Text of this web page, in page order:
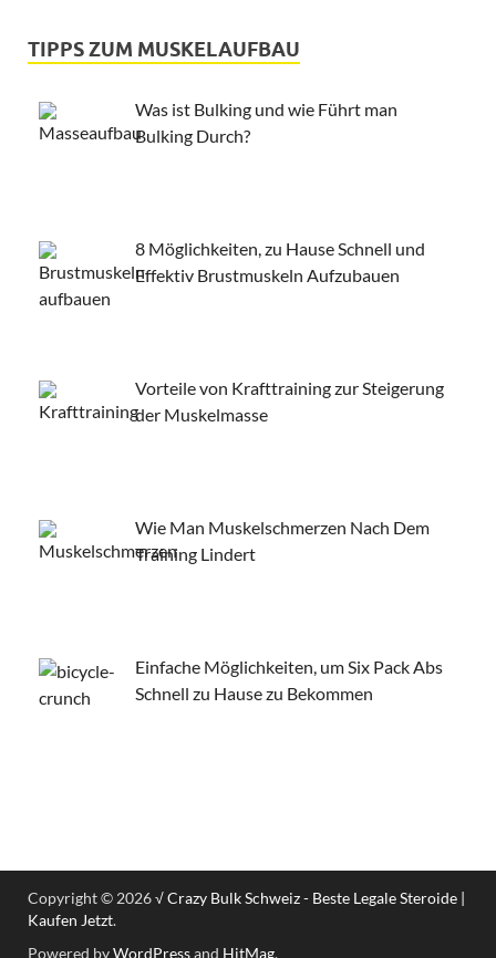
TIPPS ZUM MUSKELAUFBAU
Was ist Bulking und wie Führt man
Bulking Durch?
8 Möglichkeiten, zu Hause Schnell und
Effektiv Brustmuskeln Aufzubauen
Vorteile von Krafttraining zur Steigerung
der Muskelmasse
Wie Man Muskelschmerzen Nach Dem
Training Lindert
Einfache Möglichkeiten, um Six Pack Abs
Schnell zu Hause zu Bekommen
Copyright © 2026√ Crazy Bulk Schweiz - Beste Legale Steroide |
Kaufen Jetzt.
Powered byWordPressand HitMag.